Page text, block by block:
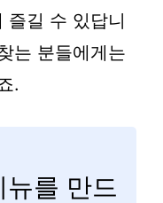
즐길 수 있답니
는 분들에게는
.
를 만드